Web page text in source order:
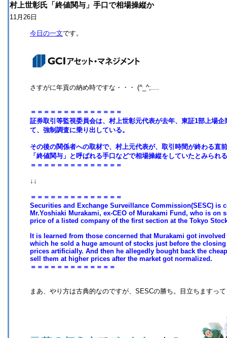
村上世彰氏「終値関与」手口で相場操縦か
11月26日
今日の一文です。
さすがに年貢の納め時ですな・・・ (^_^;....
＝＝＝＝＝＝＝＝＝＝＝＝＝＝
証券取引等監視委員会は、村上世彰元代表が去年、東証1部上場
て、強制調査に乗り出している。
その後の関係者への取材で、村上元代表が、取引時間が終わる直
「終値関与」と呼ばれる手口などで相場操縦をしていたとみられ
＝＝＝＝＝＝＝＝＝＝＝＝＝＝
↓↓
＝＝＝＝＝＝＝＝＝＝＝＝＝＝
Securities and Exchange Surveillance Commission(SESC)
Mr.Yoshiaki Murakami, ex-CEO of Murakami Fund, who is
price of a listed company of the first section at the Tokyo
It is learned from those concerned that Murakami got
which he sold a huge amount of stocks just before the
prices artificially. And then he allegedly bought back the
sell them at higher prices after the market got normalized.
＝＝＝＝＝＝＝＝＝＝＝＝＝
まあ、やり方は古典的なのですが、SESCの勝ち。目立ちますっ